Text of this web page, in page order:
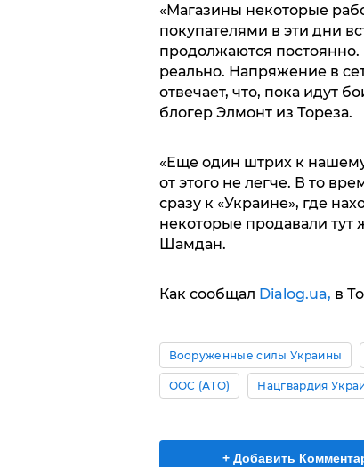
«Магазины некоторые
покупателями в эти дни
продолжаются постоянно.
реально. Напряжение в
отвечает, что, пока идут
блогер Элмонт из Тореза.
«Еще один штрих к нашему
от этого не легче. В то
сразу к «Украине», где
некоторые продавали тут
Шамдан.
Как сообщал Dialog.ua, в
Вооруженные силы Украины
ООС (АТО) Нацгвардия
+ Добавить